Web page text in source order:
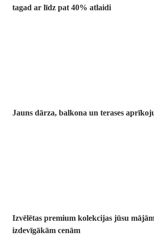
tagad ar līdz pat 40% atlaidi
Jauns dārza, balkona un terases
Izvēlētas premium kolekcijas jūsu
izdevīgākām cenām